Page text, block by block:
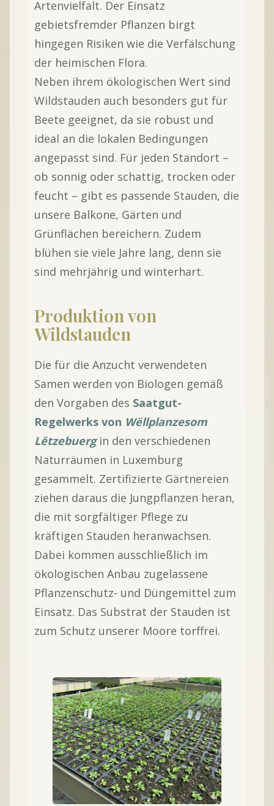
Artenvielfalt. Der Einsatz
gebietsfremder Pflanzen birgt
hingegen Risiken wie die Verfälschung
der heimischen Flora.
Neben ihrem ökologischen Wert sind
Wildstauden auch besonders gut für
Beete geeignet, da sie robust und
ideal an die lokalen Bedingungen
angepasst sind. Für jeden Standort –
ob sonnig oder schattig, trocken oder
feucht – gibt es passende Stauden, die
unsere Balkone, Gärten und
Grünflächen bereichern. Zudem
blühen sie viele Jahre lang, denn sie
sind mehrjährig und winterhart.
Produktion von
Wildstauden
Die für die Anzucht verwendeten
Samen werden von Biologen gemäß
den Vorgaben des Saatgut-
Regelwerks von Wëllplanzesom
Lëtzebuergin den verschiedenen
Naturräumen in Luxemburg
gesammelt. Zertifizierte Gärtnereien
ziehen daraus die Jungpflanzen heran,
die mit sorgfältiger Pflege zu
kräftigen Stauden heranwachsen.
Dabei kommen ausschließlich im
ökologischen Anbau zugelassene
Pflanzenschutz- und Düngemittel zum
Einsatz. Das Substrat der Stauden ist
zum Schutz unserer Moore torffrei.